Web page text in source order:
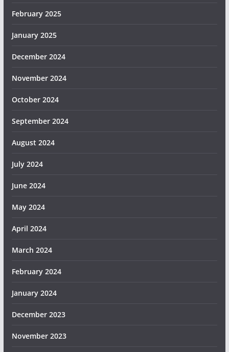
February 2025
January 2025
December 2024
November 2024
October 2024
September 2024
August 2024
July 2024
June 2024
May 2024
April 2024
March 2024
February 2024
January 2024
December 2023
November 2023